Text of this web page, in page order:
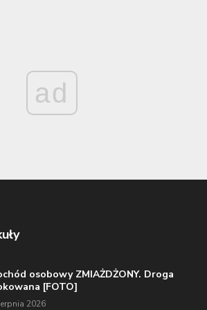
ad
osobowy ZMIAŻDŻONY. Droga
[FOTO]
2026